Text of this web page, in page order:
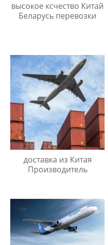
высокое ксчество Китай
Беларусь перевозки
доставка из Китая
Производитель